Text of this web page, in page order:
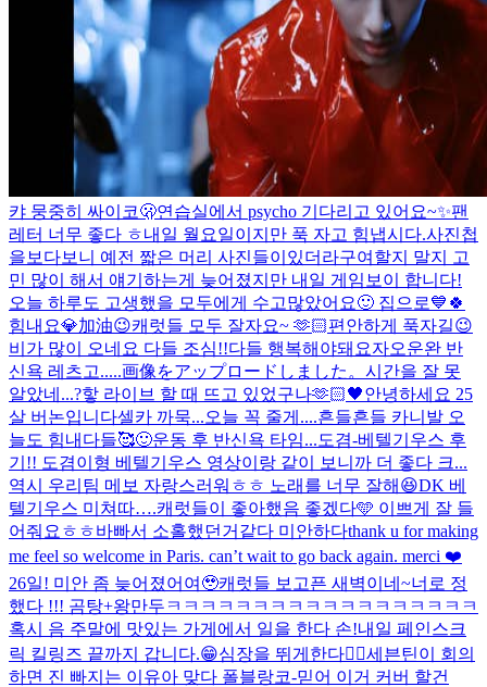
캬 뭉중히 싸이코🫢연습실에서 psycho 기다리고 있어요~✨팬
레터 너무 좋다 ㅎ내일 월요일이지만 푹 자고 힘냅시다.사진첩
을보다보니 예전 짧은 머리 사진들이있더라구여 할지 말지 고
민 많이 해서 얘기하는게 늦어졌지만 내일 게임보이 합니다!
오늘 하루도 고생했을 모두에게 수고많았어요🙂 집으로💙 🍀
힘내요💎加油😉캐럿들 모두 잘자요~ 🫶🏻편안하게 푹자길😉
비가 많이 오네요 다들 조심!!다들 행복해야돼요자오운완 반
신욕 레츠고.....画像をアップロードしました。 시간을 잘 못
알았네...?핳 라이브 할 때 뜨고 있었구나🫶🏻🖤안녕하세요 25
살 버논입니다셀카 까묵...오늘 꼭 줄게....흔들흔들 카니발 오
늘도 힘내다들🥰🙂운동 후 반신욕 타임...도겸-베텔기우스 후
기!! 도겸이형 베텔기우스 영상이랑 같이 보니까 더 좋다 크...
역시 우리팀 메보 자랑스러워ㅎㅎ 노래를 너무 잘해😆DK 베
텔기우스 미쳐따….캐럿들이 좋아했음 좋겠다🩵 이쁘게 잘 들
어줘요ㅎㅎ바빠서 소홀했던거같다 미안하다thank u for making
me feel so welcome in Paris. can’t wait to go back again. merci ❤️
26일! 미안 좀 늦어졌어여🥹캐럿들 보고픈 새벽이네~너로 정
했다 !!! 곰탕+왕만두 ㅋㅋㅋㅋㅋㅋㅋㅋㅋㅋㅋㅋㅋㅋㅋㅋㅋㅋ
혹시 음 주말에 맛있는 가게에서 일을 한다 손!내일 페인스크
릭 킬링즈 끝까지 갑니다.😁심장을 뛰게한다❤️‍🔥세븐틴이 회의
하면 진 빠지는 이유아 맞다 폴블랑코-믿어 이거 커버 할건